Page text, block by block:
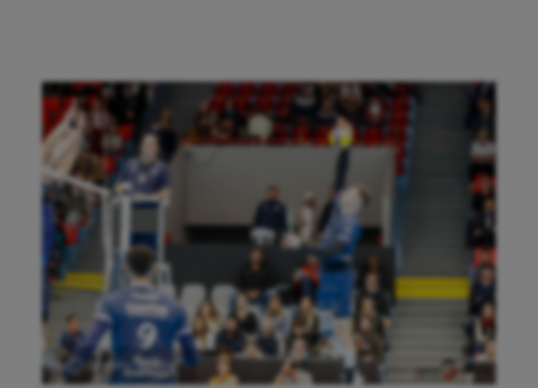
Ⓒ Gazette Sports